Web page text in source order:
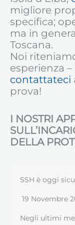
migliore
specifica;
ma in
Toscana.
Noi
esperienza
contattateci
prova!
I NOSTRI
DELLA
SSH è oggi
19 Novembre
Negli ultimi